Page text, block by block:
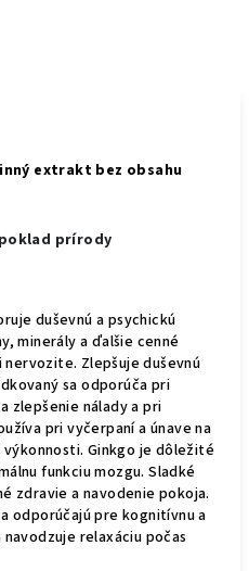
extrakt bez obsahu
prírody
duševnú a psychickú
minerály a ďalšie cenné
Zlepšuje duševnú
sa odporúča pri
zlepšenie nálady a pri
pri vyčerpaní a únave na
Ginkgo je dôležité
funkciu mozgu. Sladké
zdravie a navodenie pokoja.
odporúčajú pre kognitívnu a
relaxáciu počas